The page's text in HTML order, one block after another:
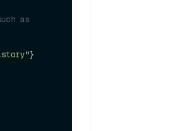
as
}